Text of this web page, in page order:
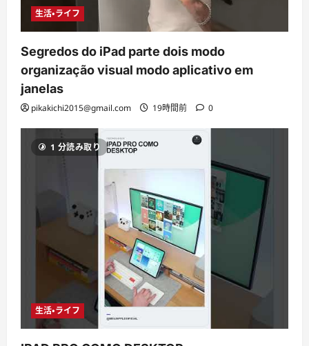
生活・ライフ
Segredos do iPad parte dois modo
organização visual modo aplicativo em
janelas
pikakichi2015@gmail.com 19時間前 0
1 分読み取り
生活・ライフ